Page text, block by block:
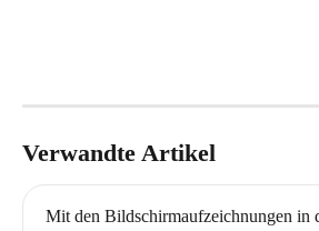
Verwandte Artikel
Mit den Bildschirmaufzeichnungen in